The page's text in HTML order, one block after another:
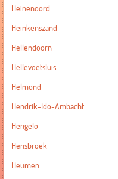
Heinenoord
Heinkenszand
Hellendoorn
Hellevoetsluis
Helmond
Hendrik-Ido-Ambacht
Hengelo
Hensbroek
Heumen